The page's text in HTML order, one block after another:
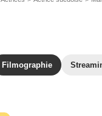
Filmographie